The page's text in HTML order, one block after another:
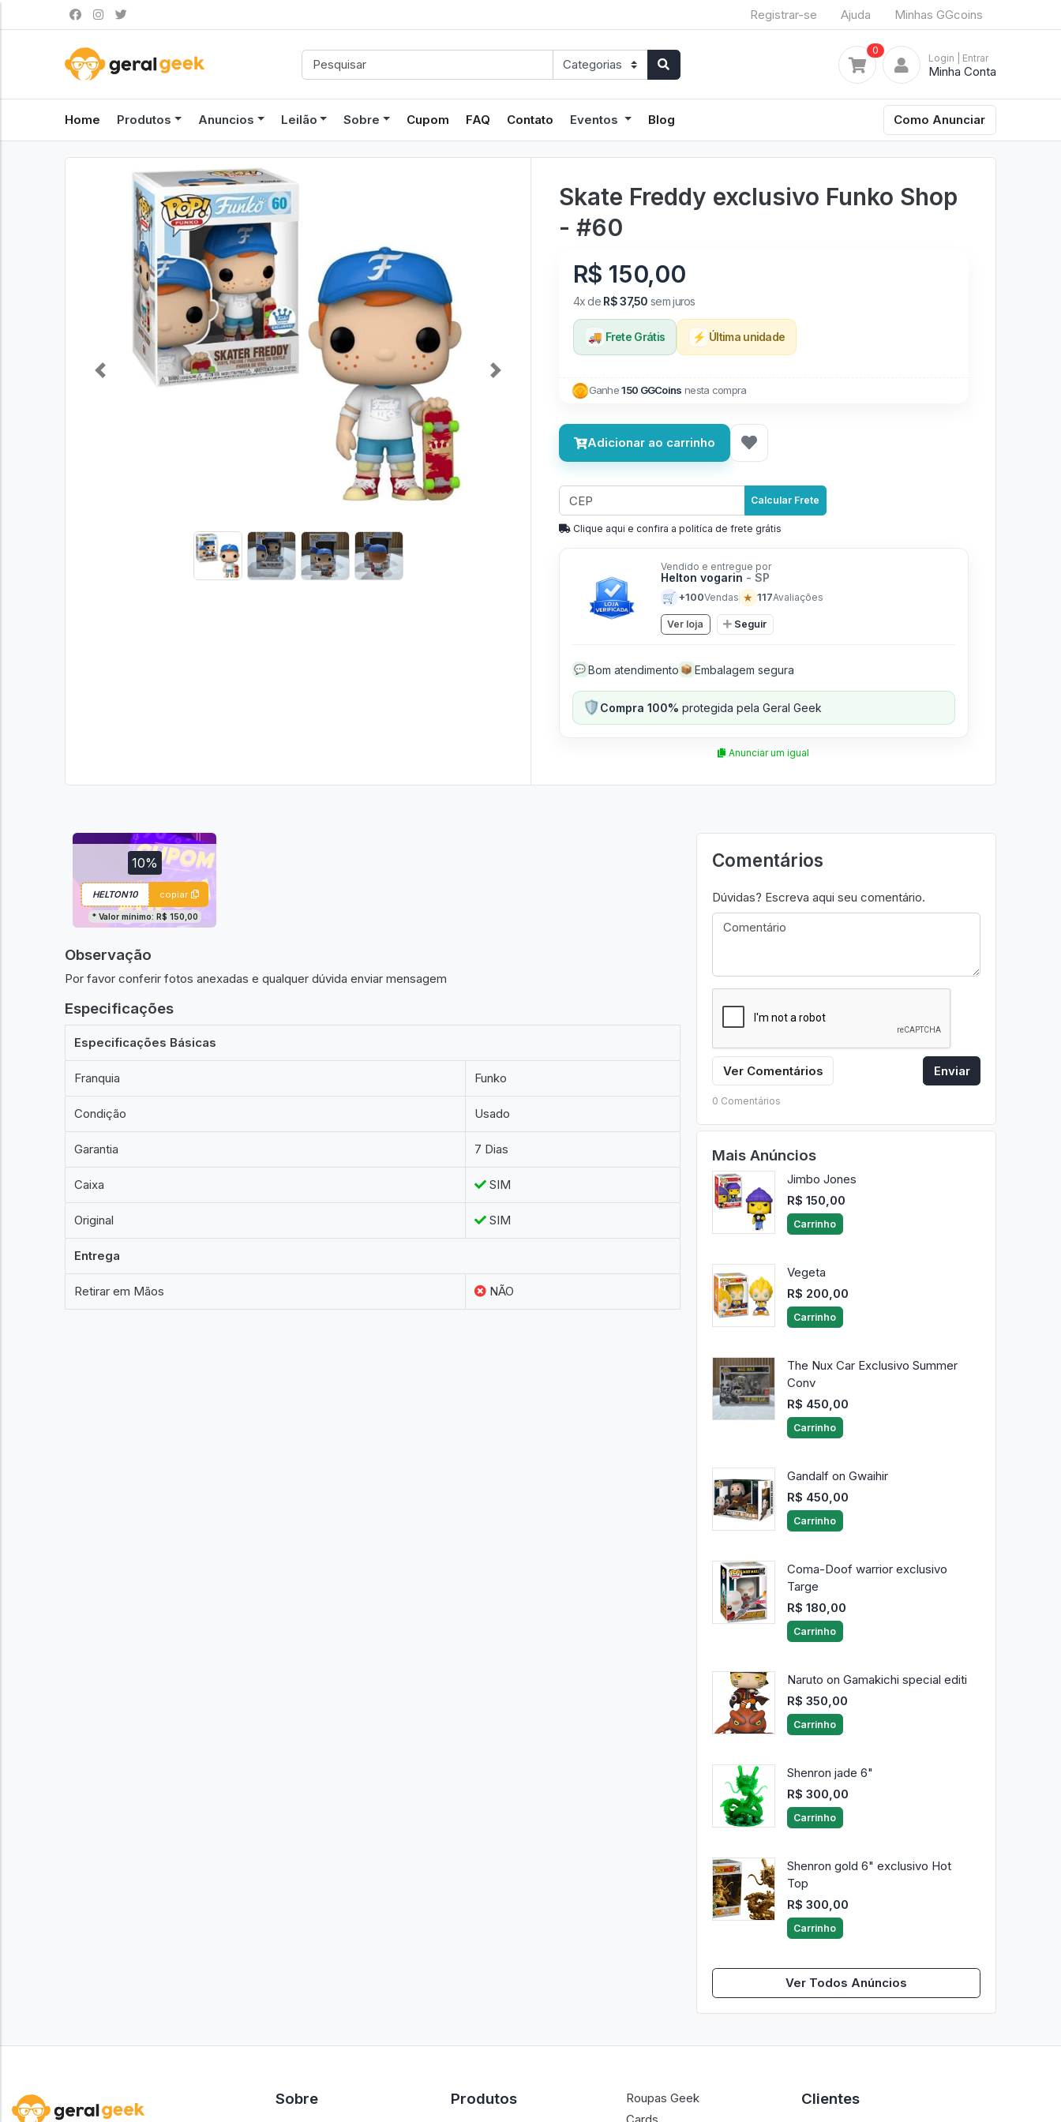
Registrar-se Ajuda Minhas GGcoins
0
Login | Entrar
Minha Conta
Home Produtos Anuncios Leilão Sobre Cupom FAQ Contato Eventos Blog Como Anunciar
Previous Next
Skate Freddy exclusivo Funko Shop
- #60
R$ 150,00
4x de R$ 37,50 sem juros
🚚 Frete Grátis ⚡ Última unidade
Ganhe150 GGCoins nesta compra
Adicionar ao carrinho
Calcular Frete
Clique aqui e confira a politíca de frete grátis
Vendido e entregue por
Helton vogarin - SP
🛒 +100Vendas ★ 117Avaliações
Ver loja Seguir
💬 Bom atendimento 📦 Embalagem segura
🛡️Compra 100% protegida pela Geral Geek
Anunciar um igual
10%
copiar
* Valor mínimo: R$ 150,00
Observação
Por favor conferir fotos anexadas e qualquer dúvida enviar mensagem
Especificações
Especificações Básicas
Franquia Funko
Condição Usado
Garantia 7 Dias
Caixa SIM
Original SIM
Entrega
Retirar em Mãos NÃO
Comentários
Dúvidas? Escreva aqui seu comentário.
Ver Comentários Enviar
0 Comentários
Mais Anúncios
Jimbo Jones
R$ 150,00
Carrinho
Vegeta
R$ 200,00
Carrinho
The Nux Car Exclusivo Summer
Conv
R$ 450,00
Carrinho
Gandalf on Gwaihir
R$ 450,00
Carrinho
Coma-Doof warrior exclusivo
Targe
R$ 180,00
Carrinho
Naruto on Gamakichi special editi
R$ 350,00
Carrinho
Shenron jade 6"
R$ 300,00
Carrinho
Shenron gold 6" exclusivo Hot
Top
R$ 300,00
Carrinho
Ver Todos Anúncios
Sobre Produtos
Roupas Geek
Cards
Clientes